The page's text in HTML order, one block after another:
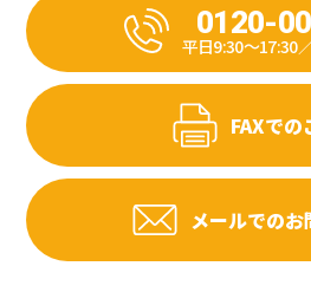
0120-
平日9:30〜17:30
FAXでの
メールでのお